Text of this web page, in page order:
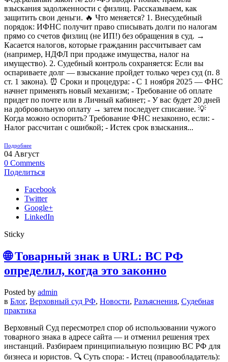
взыскания задолженности с физлиц. Рассказываем, как
защитить свои деньги. 🔥 Что меняется? 1. Внесудебный
порядок: ИФНС получит право списывать долги по налогам
прямо со счетов физлиц (не ИП!) без обращения в суд. →
Касается налогов, которые гражданин рассчитывает сам
(например, НДФЛ при продаже имущества, налог на
имущество). 2. Судебный контроль сохраняется: Если вы
оспариваете долг — взыскание пройдет только через суд (п. 8
ст. 1 закона). ⏰ Сроки и процедура: - С 1 ноября 2025 — ФНС
начнет применять новый механизм; - Требование об оплате
придет по почте или в Личный кабинет; - У вас будет 20 дней
на добровольную оплату → затем последует списание. 💡
Когда можно оспорить? Требование ФНС незаконно, если: -
Налог рассчитан с ошибкой; - Истек срок взыскания...
Подробнее
04 Август
0 Comments
Поделиться
Facebook
Twitter
Google+
LinkedIn
Sticky
🌐 Товарный знак в URL: ВС РФ
определил, когда это законно
Posted by admin
в Блог, Верховный суд РФ, Новости, Разъяснения, Судебная
практика
Верховный Суд пересмотрел спор об использовании чужого
товарного знака в адресе сайта — и отменил решения трех
инстанций. Разбираем принципиальную позицию ВС РФ для
бизнеса и юристов. 🔍 Суть спора: - Истец (правообладатель):